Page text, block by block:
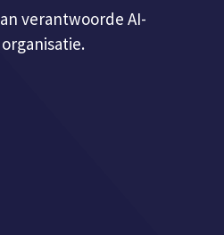
verantwoorde AI-